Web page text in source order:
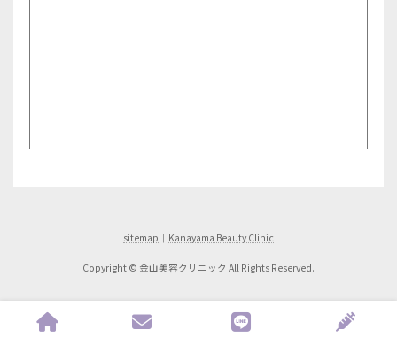
sitemap ｜ Kanayama Beauty Clinic
Copyright © 金山美容クリニック All Rights Reserved.